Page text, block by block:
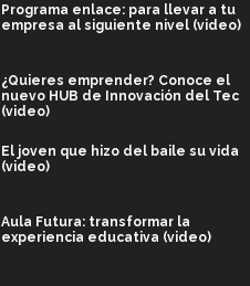
Programa enlace: para llevar a tu
empresa al siguiente nivel (video)
¿Quieres emprender? Conoce el
nuevo HUB de Innovación del Tec
(video)
El joven que hizo del baile su vida
(video)
Aula Futura: transformar la
experiencia educativa (video)